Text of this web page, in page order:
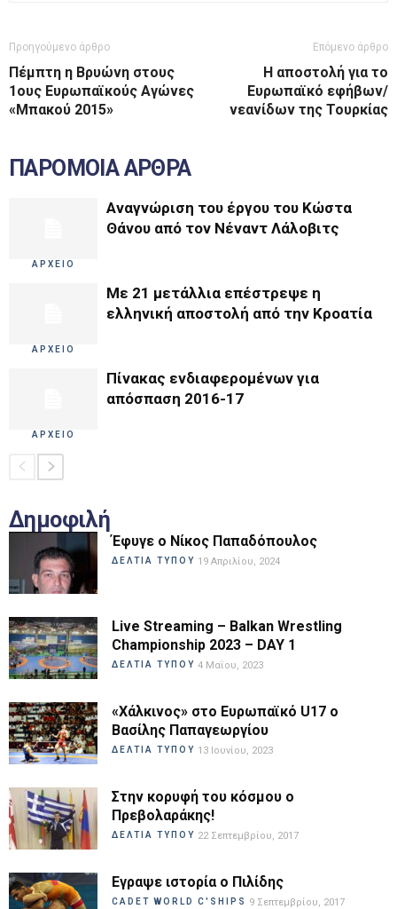
Προηγούμενο άρθρο
Πέμπτη η Βρυώνη στους
1ους Ευρωπαϊκούς Αγώνες
«Μπακού 2015»
Επόμενο άρθρο
Η αποστολή για το
Ευρωπαϊκό εφήβων/
νεανίδων της Τουρκίας
ΠΑΡΟΜΟΙΑ ΑΡΘΡΑ
ΑΡΧΕΙΟ
Αναγνώριση του έργου του Κώστα
Θάνου από τον Νέναντ Λάλοβιτς
ΑΡΧΕΙΟ
Με 21 μετάλλια επέστρεψε η
ελληνική αποστολή από την Κροατία
ΑΡΧΕΙΟ
Πίνακας ενδιαφερομένων για
απόσπαση 2016-17
Δημοφιλή
Έφυγε ο Νίκος Παπαδόπουλος
ΔΕΛΤΙΑ ΤΥΠΟΥ 19 Απριλίου, 2024
Live Streaming – Balkan Wrestling
Championship 2023 – DAY 1
ΔΕΛΤΙΑ ΤΥΠΟΥ 4 Μαΐου, 2023
«Χάλκινος» στο Ευρωπαϊκό U17 ο
Βασίλης Παπαγεωργίου
ΔΕΛΤΙΑ ΤΥΠΟΥ 13 Ιουνίου, 2023
Στην κορυφή του κόσμου ο
Πρεβολαράκης!
ΔΕΛΤΙΑ ΤΥΠΟΥ 22 Σεπτεμβρίου, 2017
Εγραψε ιστορία ο Πιλίδης
CADET WORLD C'SHIPS 9 Σεπτεμβρίου, 2017